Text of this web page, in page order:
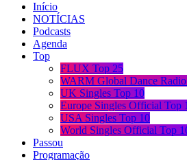
Início
NOTÍCIAS
Podcasts
Agenda
Top
FLUX Top 25
WARM Global Dance
UK Singles Top 10
Europe Singles Official Top
USA Singles Top 10
World Singles Official Top
Passou
Programação